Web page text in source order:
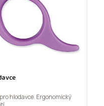
hlodavce. Ergonomický